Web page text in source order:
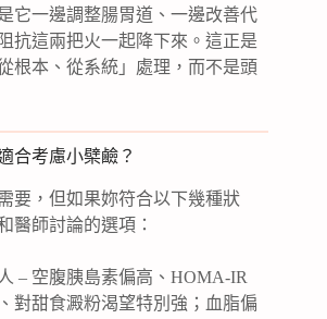
它一邊調整腸胃道、一邊改善代
抗這兩把火一起降下來。這正是
根本、從系統」處理，而不是頭
合考慮小檗鹼？
要，但如果妳符合以下幾種狀
醫師討論的選項：
– 空腹胰島素偏高、HOMA-IR
對甜食澱粉渴望特別強；血脂偏